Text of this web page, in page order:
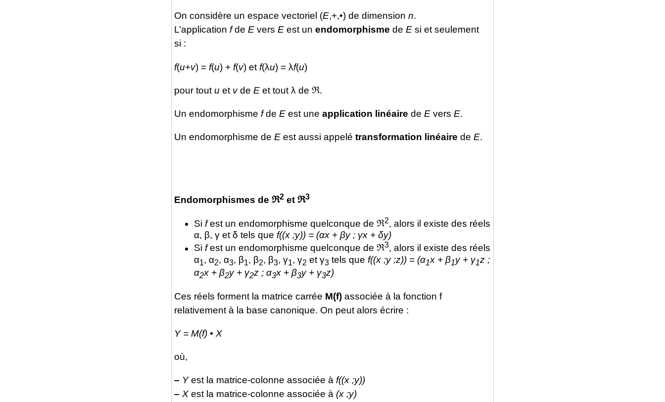
On considère un espace vectoriel (E,+,•) de dimension n.
L’application fde E vers E est un endomorphisme de E si et seulement
si :
f(u+v) = f(u) + f(v) et f(λu) = λf(u)
pour tout u et vde E et tout λ de ℜ.
Un endomorphisme fde E est une application linéaire de E vers E.
Un endomorphisme de E est aussi appelé transformation linéaire de E.
Endomorphismes de ℜ2 et ℜ3
Si fest un endomorphisme quelconque de ℜ2, alors il existe des réels
α, β, γ et δ tels que f((x ;y)) = (αx + βy ; γx + δy)
Si fest un endomorphisme quelconque de ℜ3, alors il existe des réels
α1, α2, α3, β1, β2, β3, γ1, γ2 et γ3 tels que f((x ;y ;z)) = (α1x + β1y + γ1z ;
α2x + β2y + γ2z ; α3x + β3y + γ3z)
Ces réels forment la matrice carrée M(f) associée à la fonction f
relativement à la base canonique. On peut alors écrire :
Y = M(f) • X
où,
– Yest la matrice-colonne associée à f((x ;y))
– X est la matrice-colonne associée à (x ;y)